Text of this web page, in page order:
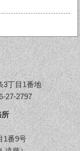
3丁目1番地
27-2797
所
1番9号